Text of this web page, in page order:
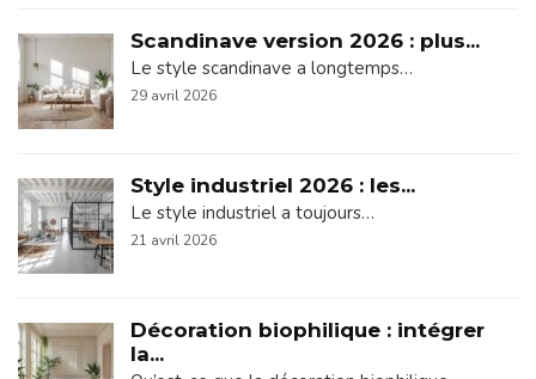
Scandinave version 2026 : plus...
Le style scandinave a longtemps…
29 avril 2026
Style industriel 2026 : les...
Le style industriel a toujours…
21 avril 2026
Décoration biophilique : intégrer
la...